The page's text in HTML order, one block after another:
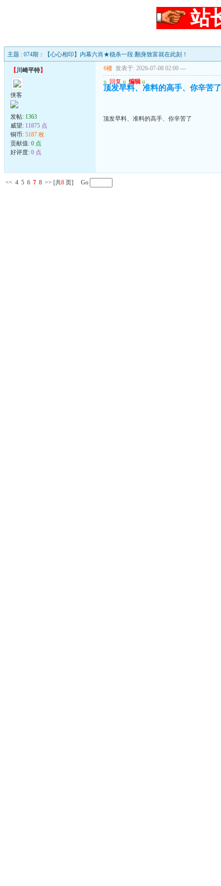
站
主题 : 074期：【心心相印】内幕六肖★稳杀一段.翻身致富就在此刻！
【川崎平特】
侠客
发帖: 1363
威望: 11875 点
铜币: 5187 枚
贡献值: 0 点
好评度: 0 点
6楼 发表于: 2026-07-08 02:00 ---
u 回复 u 编辑 u
顶发早料、准料的高手、你辛苦了
顶发早料、准料的高手、你辛苦了
<< 4 5 6 7 8 >> [共8 页] Go